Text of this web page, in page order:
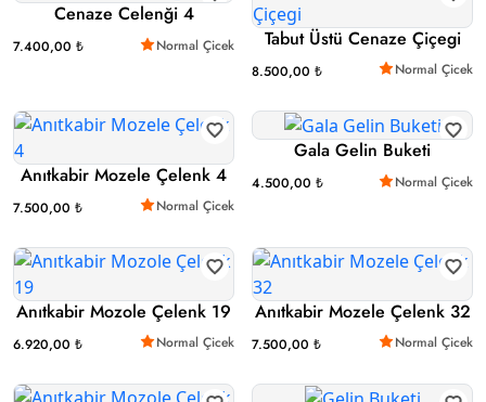
Cenaze Celenği 4
7.400,00 ₺ Normal Çicek Tabut Üstü Cenaze Çiçegi
8.500,00 ₺ Normal Çicek
Anıtkabir Mozele Çelenk 4
7.500,00 ₺ Normal Çicek
Gala Gelin Buketi
4.500,00 ₺ Normal Çicek
Anıtkabir Mozole Çelenk 19
6.920,00 ₺ Normal Çicek
Anıtkabir Mozele Çelenk 32
7.500,00 ₺ Normal Çicek